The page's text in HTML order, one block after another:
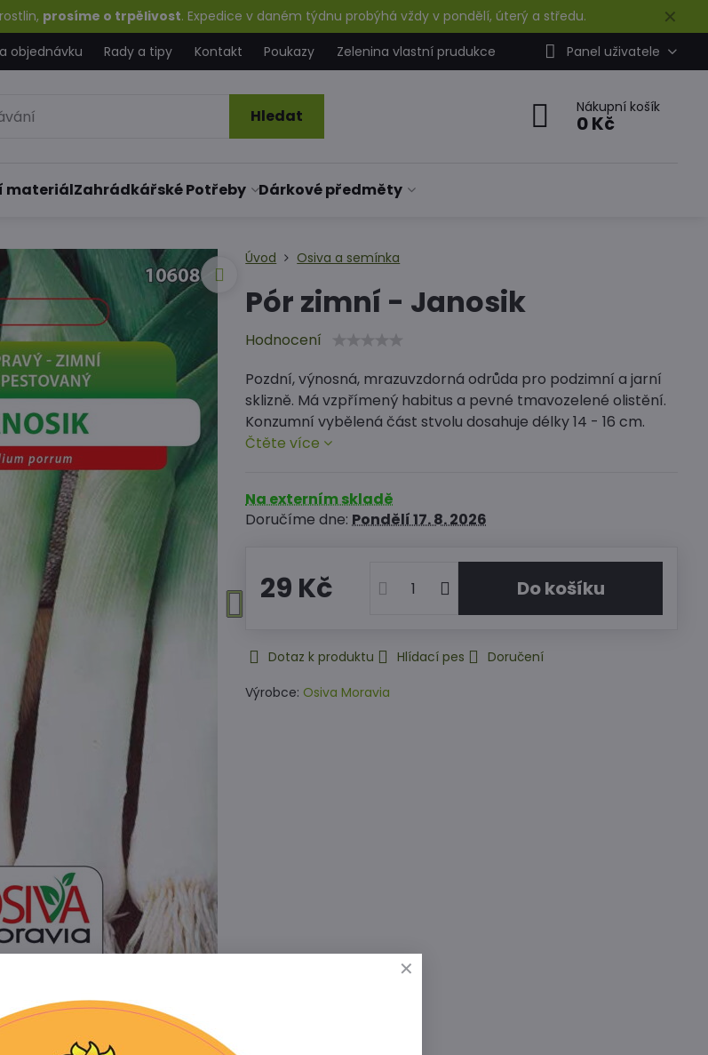
✕
prosíme o trpělivost. Expedice v daném týdnu probýhá vždy v pondělí, úterý a středu.
objednávku Rady a tipy Kontakt Poukazy Zelenina vlastní prudukce Panel uživatele
Hledat Nákupní košík
0 Kč
materiálZahrádkářské Potřeby Dárkové předměty
Úvod Osiva a semínka
Pór zimní - Janosik
Hodnocení
Pozdní, výnosná, mrazuvzdorná odrůda pro podzimní a jarní
sklizně. Má vzpřímený habitus a pevné tmavozelené olistění.
Konzumní vybělená část stvolu dosahuje délky 14 - 16 cm.
Čtěte více
Na externím skladě
Doručíme dne:Pondělí17. 8. 2026
29 Kč Do košíku
Dotaz k produktu Hlídací pes
Doručení
Výrobce: Osiva Moravia